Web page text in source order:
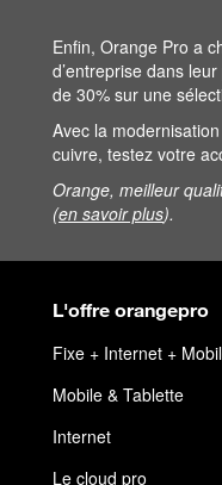
Enfin, Orange Pro a
d’entreprise dans
de 30% sur une
Avec la
cuivre, testez votre
Orange, meilleur
(en savoir plus).
L'offre orangepro
Fixe + Internet +
Mobile & Tablette
Internet
Le cloud pro